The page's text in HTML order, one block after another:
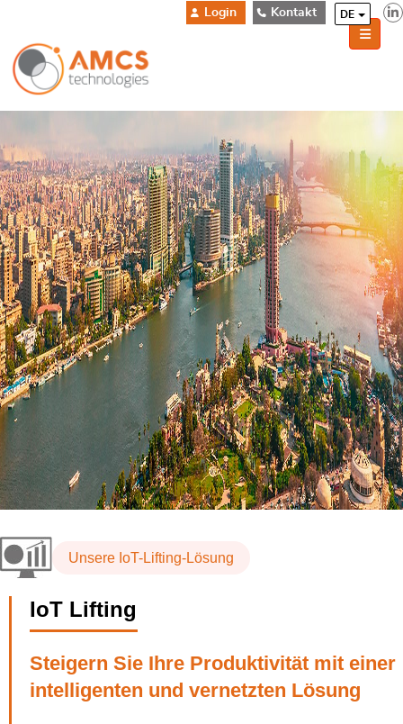
Login Kontakt DE
Unsere IoT-Lifting-Lösung
IoT Lifting
Steigern Sie Ihre Produktivität mit einer
intelligenten und vernetzten Lösung